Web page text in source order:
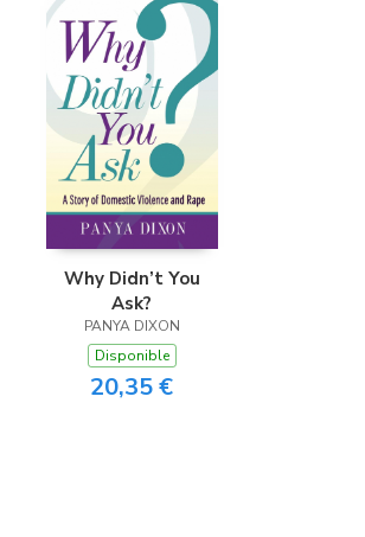
Why Didn’t You
Ask?
PANYA DIXON
Disponible
20,35 €